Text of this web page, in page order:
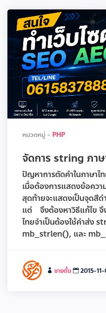
หมวดหมู่ - PHP
จัดการ string ภาษ
ปัญหาการตัดคำในภาษา
เมื่อต้องการแสดงข้อคว
สุดท้ายจะแสดงเป็นจุดสีด
แต่ จึงต้องหาวิธีแก้ไข จึ
ไทยจำเป็นต้องใช้คำส่ง
mb_strlen(), และ
ชายตั้ม 2015-